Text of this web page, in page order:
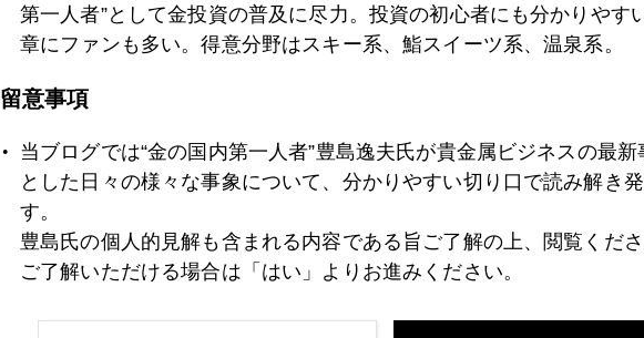
2011年12月13日 金急落の理由
2011年12月09日 信用収縮とインドルピー安が頭を抑える展開
第一人者”として金投資の普及に尽力。投資の初心者にも分かりやす
章にファンも多い。得意分野はスキー系、鮨スイーツ系、温泉系。
留意事項
当ブログでは“金の国内第一人者”豊島逸夫氏が貴金属ビジネスの最
とした日々の様々な事象について、分かりやすい切り口で読み解き
す。
豊島氏の個人的見解も含まれる内容である旨ご了解の上、閲覧くださ
ご了解いただける場合は「はい」よりお進みください。